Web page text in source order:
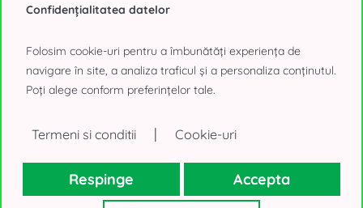
0% comision
Spatio - cladire de birouri
Presei Libere, Bucuresti
Confidențialitatea datelor
Folosim cookie-uri pentru a îmbunătăți experiența de
navigare în site, a analiza traficul și a personaliza conținutul.
Poți alege conform preferințelor tale.
Termeni si conditii | Cookie-uri
Respinge Accepta